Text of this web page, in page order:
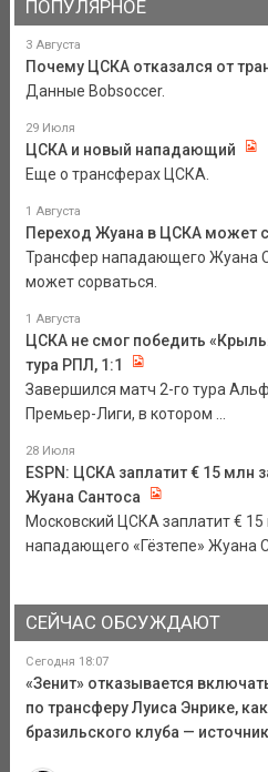
ПОПУЛЯРНОЕ
3 Августа
Почему ЦСКА отказался от
Данные Bobsoccer.
29 Июля
ЦСКА и новый нападающий
Еще о трансферах ЦСКА.
1 Августа
Переход Жуана в ЦСКА может
Трансфер нападающего Жуана
может сорваться.
1 Августа
ЦСКА не смог победить
тура РПЛ, 1:1
Завершился матч 2-го тура
Премьер-Лиги, в котором ...
28 Июля
ESPN: ЦСКА заплатит € 15 млн
Жуана Сантоса
Московский ЦСКА заплатит € 15
нападающего «Гёзтепе» Жуана
СЕЙЧАС ОБСУЖДАЮТ
Сегодня 18:07
«Зенит» отказывается
по трансферу Луиса Энрике,
бразильского клуба — источник